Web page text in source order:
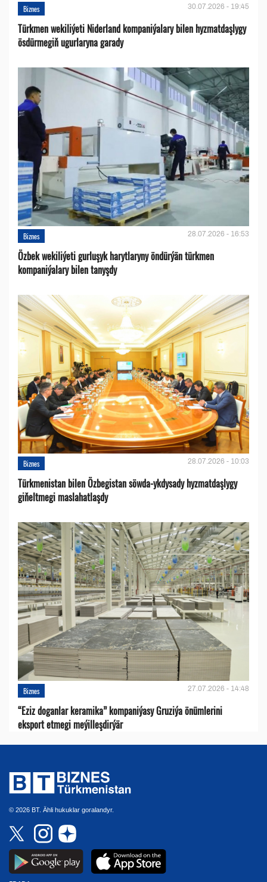
Biznes 30.07.2026 - 19:45
Türkmen wekiliýeti Niderland kompaniýalary bilen hyzmatdaşlygy
ösdürmegiň ugurlaryna garady
Biznes 28.07.2026 - 16:53
Özbek wekiliýeti gurluşyk harytlaryny öndürýän türkmen
kompaniýalary bilen tanyşdy
Biznes 28.07.2026 - 10:03
Türkmenistan bilen Özbegistan söwda-ykdysady hyzmatdaşlygy
giňeltmegi maslahatlaşdy
Biznes 27.07.2026 - 14:48
“Eziz doganlar keramika” kompaniýasy Gruziýa önümlerini
eksport etmegi meýilleşdirýär
© 2026 BT. Ähli hukuklar goralandyr.